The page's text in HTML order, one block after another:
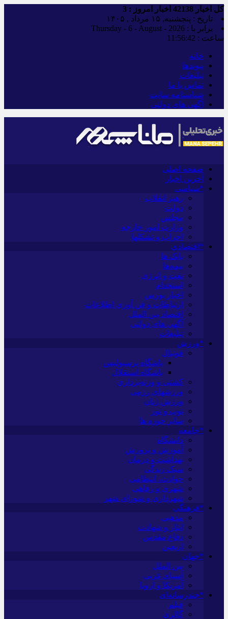
کل اخبار اخبار امروز : 3
تاریخ : پنجشنبه, ۱۵ مرداد , ۱۴۰۵
برابر با : Thursday - 6 - August - 2026
ساعت : 11:56:43
خانه
پیوندها
تبلیغات
تماس با ما
شناسنامه سایت
آگهی های دولتی
صفحه اصلی
آخرین اخبار
*سیاسی
رهبر انقلاب
دولت
مجلس
وزارت امور خارجه
احزاب و تشکلها
*اقتصادی
بانک ها
بیمه‌ها
نفت و انرژی
استخدام
اخبار بورس
ارتباطات و فن آوری اطلاعات
اقتصاد بین الملل
آگهی های دولتی
تبلیغات
*ورزش
فوتبال
باشگاه پرسپولیس
باشگاه استقلال
کشتی و وزنه‌برداری
ورزشهای رزمی
ورزش زنان
توپ و تور
سایر حوزه ها
*جامعه
دانشگاه
آموزش و پرورش
بهداشت و درمان
سبک زندگی
حوادث، انتظامی
شهری و رفاهی
شهرداری و شورای شهر
*فرهنگی
مذهبی
ایثار و شهادت
دفاع مقدس
اربعین
*جهان
بین الملل
آسیای غربی
آمریکا و اروپا
*چندرسانه‌ای
فیلم
گالری